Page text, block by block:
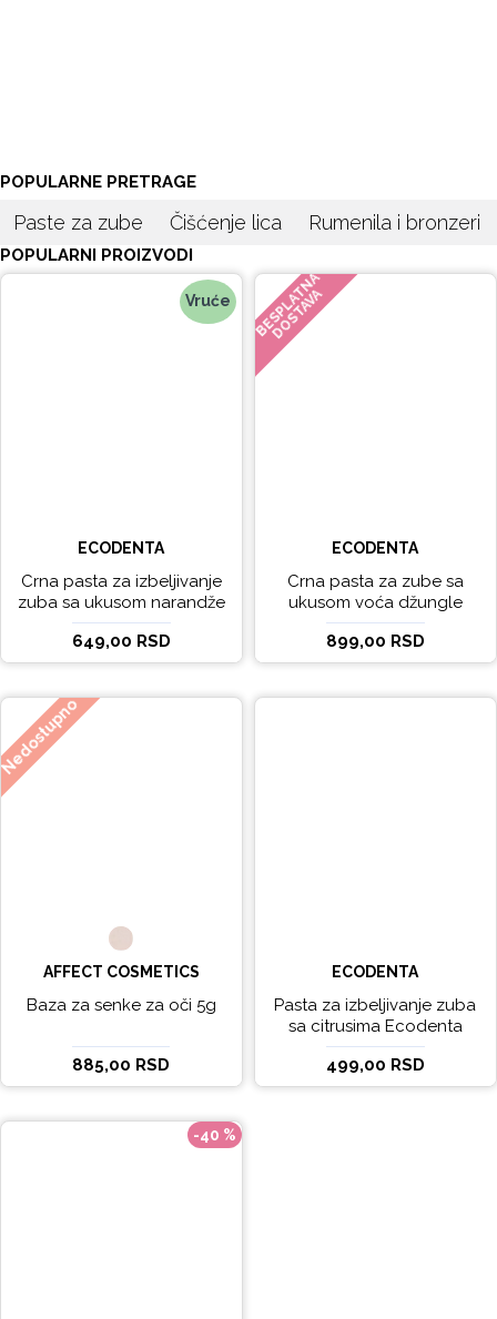
POPULARNE PRETRAGE
Paste za zube Čišćenje lica Rumenila i bronzeri
POPULARNI PROIZVODI
Vruće
ECODENTA
Crna pasta za izbeljivanje
zuba sa ukusom narandže
Ecodenta 100 ml
649,00 RSD
BESPLATNA
DOSTAVA
ECODENTA
Crna pasta za zube sa
ukusom voća džungle
Ecodenta 75 ml
899,00 RSD
AFFECT COSMETICS
Baza za senke za oči 5g
885,00 RSD
ECODENTA
Pasta za izbeljivanje zuba
sa citrusima Ecodenta
EXPERT LINE EXCEPTIONAL
WHITENING 100ml
499,00 RSD
-40 %